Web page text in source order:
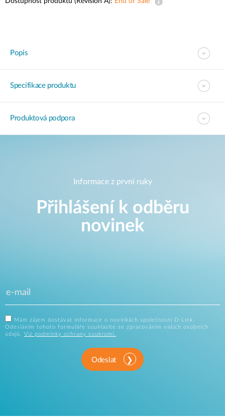
Popis
Specifikace produktu
Produktová podpora
Informace z první ruky
Přihlášení k odběru
novinek
Mám zájem dostávat informace o novinkách společnosti D-Link.
Odesláním tohoto formuláře souhlasíte se zpracováním vašich osobních
údajů. Viz podmínky ochrany soukromí.
Odeslat